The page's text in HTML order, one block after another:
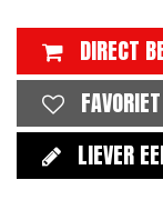
DIRECT
LIEVER